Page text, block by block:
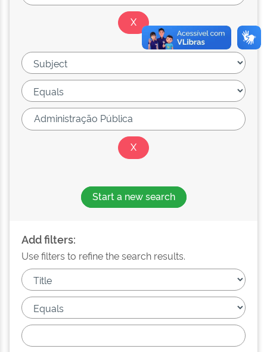
Start a new search
Add filters:
Use filters to refine the search results.